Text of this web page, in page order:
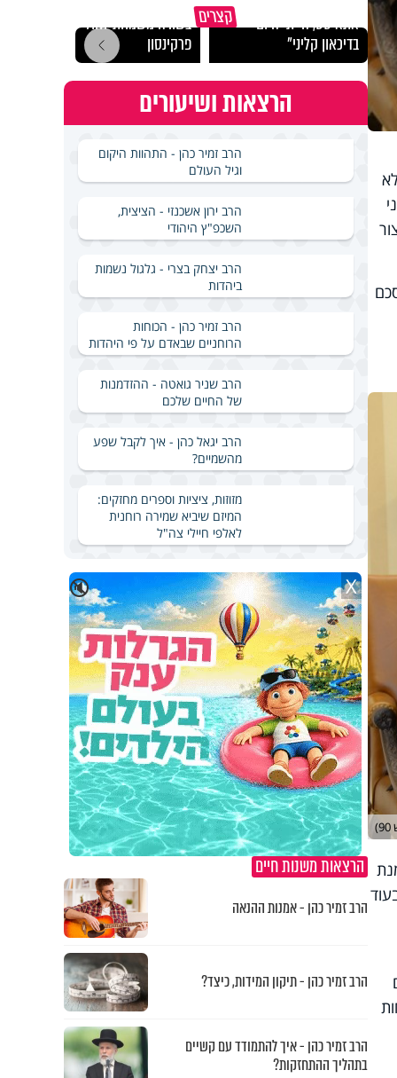
קצרים
אתאיסט, הייתי היום
בדיכאון קליני"
בשורה משמחת לחולי
פרקינסון
הרצאות ושיעורים
הרב זמיר כהן - התהוות היקום
וגיל העולם
הרב ירון אשכנזי - הציצית,
השכפ"ץ היהודי
הרב יצחק בצרי - גלגול נשמות
ביהדות
הרב זמיר כהן - הכוחות
הרוחניים שבאדם על פי היהדות
הרב שניר גואטה - ההזדמנות
של החיים שלכם
הרב יגאל כהן - איך לקבל שפע
מהשמיים?
מזוזות, ציציות וספרים מחזקים:
המיזם שיביא שמירה רוחנית
לאלפי חיילי צה"ל
🔇 X
הרצאות משנות חיים
הרב זמיר כהן - אמנות ההנאה
הרב זמיר כהן - תיקון המידות, כיצד?
הרב זמיר כהן - איך להתמודד עם קשיים
בתהליך ההתחזקות?